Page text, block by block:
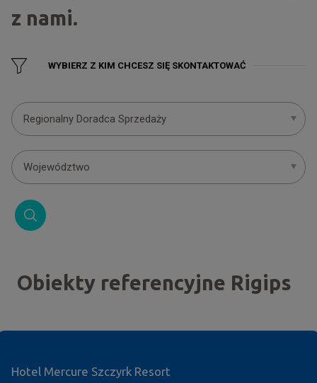
z nami.
WYBIERZ Z KIM CHCESZ SIĘ SKONTAKTOWAĆ
Regionalny Doradca Sprzedaży
Województwo
Obiekty referencyjne Rigips
Hotel Mercure Szczyrk Resort